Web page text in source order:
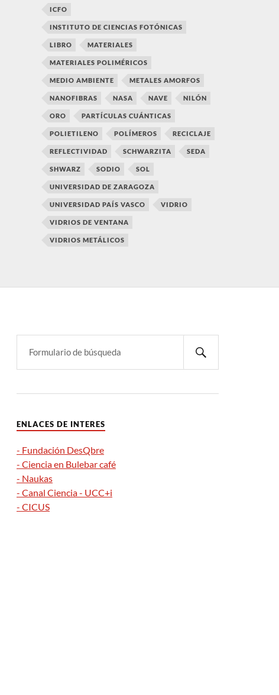
ICFO
INSTITUTO DE CIENCIAS FOTÓNICAS
LIBRO MATERIALES
MATERIALES POLIMÉRICOS
MEDIO AMBIENTE METALES AMORFOS
NANOFIBRAS NASA NAVE NILÓN
ORO PARTÍCULAS CUÁNTICAS
POLIETILENO POLÍMEROS RECICLAJE
REFLECTIVIDAD SCHWARZITA SEDA
SHWARZ SODIO SOL
UNIVERSIDAD DE ZARAGOZA
UNIVERSIDAD PAÍS VASCO VIDRIO
VIDRIOS DE VENTANA
VIDRIOS METÁLICOS
ENLACES DE INTERES
- Fundación DesQbre
- Ciencia en Bulebar café
- Naukas
- Canal Ciencia - UCC+i
- CICUS